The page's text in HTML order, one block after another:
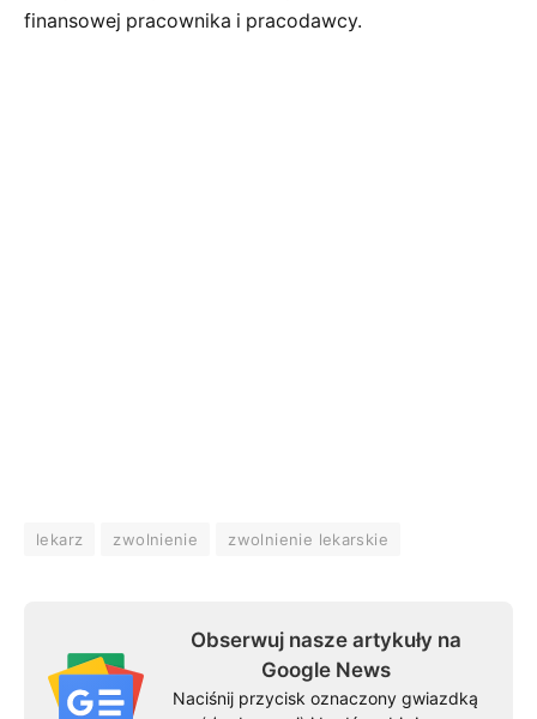
finansowej pracownika i pracodawcy.
lekarz zwolnienie zwolnienie lekarskie
Obserwuj nasze artykuły na
Google News
Naciśnij przycisk oznaczony gwiazdką